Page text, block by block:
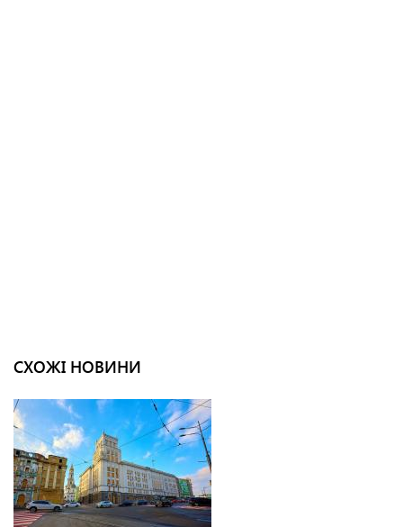
СХОЖІ НОВИНИ